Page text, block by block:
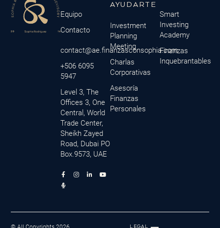
Equipo
Contacto
contact@ae.finanzasconsophia.com
+506 6095
5947
Level 3, The
Offices 3, One
Central, World
Trade Center,
Sheikh Zayed
Road, Dubai PO
Box.9573, UAE
F
a
c
e
k
f
I
n
a
L
i
n
Y
o
M
i
c
r
o
e
AYUDARTE
Investment
Planning
Meeting
Charlas
Corporativas
Asesoría
Finanzas
Personales
Smart
Investing
Academy
Finanzas
Inquebrantables
LEGAL